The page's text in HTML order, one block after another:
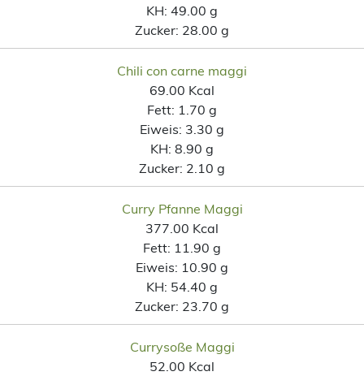
KH: 49.00 g
Zucker: 28.00 g
Chili con carne maggi
69.00 Kcal
Fett: 1.70 g
Eiweis: 3.30 g
KH: 8.90 g
Zucker: 2.10 g
Curry Pfanne Maggi
377.00 Kcal
Fett: 11.90 g
Eiweis: 10.90 g
KH: 54.40 g
Zucker: 23.70 g
Currysoße Maggi
52.00 Kcal